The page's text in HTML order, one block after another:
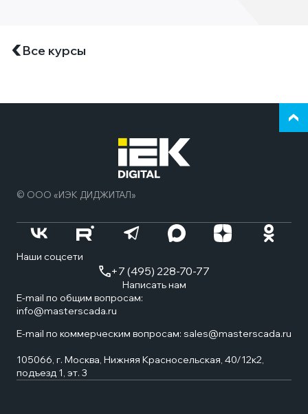
Все курсы
© ООО «ИЭК ДИДЖИТАЛ»
+7 (495) 228-70-77
Написать нам
Наши соцсети
E-mail по общим вопросам:
info@masterscada.ru
E-mail по коммерческим вопросам: sales@masterscada.ru
105066, г. Москва, Нижняя Красносельская, 40/12к2,
подъезд 1, эт. 3